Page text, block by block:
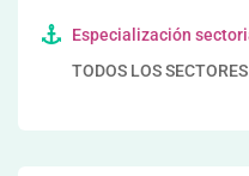
Especialización
TODOS LOS SECTORES